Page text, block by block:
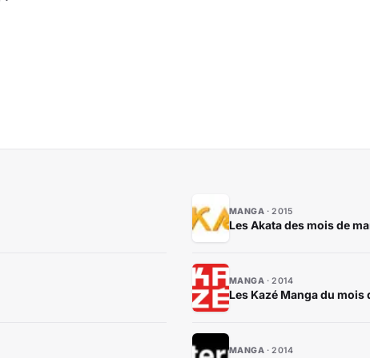
MANGA 2015
Les Akata des mois de
MANGA 2014
Les Kazé Manga du mois
MANGA 2014